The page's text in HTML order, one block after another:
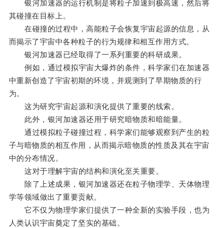
银河加速器的运行机制是将粒子加速到极高速，然后将
其碰撞在目标上。
在碰撞的过程中，高能粒子会恢复宇宙起源的信息，从
而揭示了宇宙中各种粒子的行为规律和相互作用方式。
银河加速器已经取得了一系列重要的科研成果。
例如，通过模拟宇宙大爆炸的条件，科学家们在加速器
中重新创造了宇宙初期的环境，并观测到了早期物质的行
为。
这为研究宇宙起源和演化提供了重要的线索。
此外，银河加速器还用于研究暗物质和暗能量。
通过模拟粒子碰撞过程，科学家们能够观察到产生的粒
子与暗物质的相互作用，从而揭示暗物质的性质及其在宇宙
中的分布情况。
这对于理解宇宙的结构和演化至关重要。
除了上述成果，银河加速器还在粒子物理学、天体物理
学等领域做出了重要贡献。
它不仅为物理学家们提供了一种全新的实验手段，也为
人类认识宇宙奠定了坚实的基础。